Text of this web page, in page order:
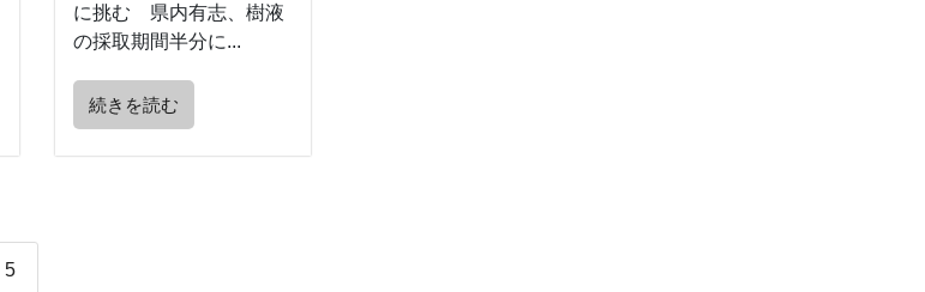
に挑む 県内有志、樹液
の採取期間半分に...
続きを読む
5